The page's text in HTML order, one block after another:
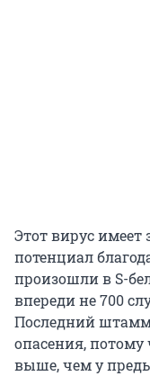
Этот вирус
потенциал
произошли в S-
впереди не 700
Последний
опасения, потому
выше, чем у